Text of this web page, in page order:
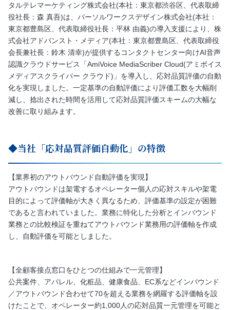
タルテレマーケティング株式会社(本社：東京都渋谷区、代表取締
役社長：森 真吾)は、パーソルワークスデザイン株式会社(本社：
東京都豊島区、代表取締役社長：平林 由義)の導入支援により、株
式会社アドバンスト・メディア(本社：東京都豊島区、代表取締役
会長兼社長：鈴木 清幸)が提供するコンタクトセンター向けAI音声
認識クラウドサービス「AmiVoice MediaScriber Cloud(アミボイス
メディアスクライバー クラウド)」を導入し、応対品質評価の自動
化を実現しました。一定基準の自動評価により評価工数を大幅削
減し、捻出された時間を活用して応対品質評価スキームの大幅な
改善に取り組みます。
◆当社「応対品質評価自動化」の特徴
【業界初のアウトバウンド自動評価を実現】
アウトバウンドは架電するオペレーター個人の応対スキルや架電
目的によって評価軸が大きく異なるため、評価基準の設定が困難
であると言われていました。業務に特化した分析とインバウンド
業務との比較検証を重ねてアウトバウンド業務用の評価軸を作成
し、自動評価を可能としました。
【全顧客接点窓口をひとつの仕組みで一元管理】
公共案件、アパレル、化粧品、健康食品、EC系などインバウンド
／アウトバウンド合わせて70を超える業務を網羅する評価軸を設
けたことで、オペレーター約1,000人の応対品質一元管理を可能と